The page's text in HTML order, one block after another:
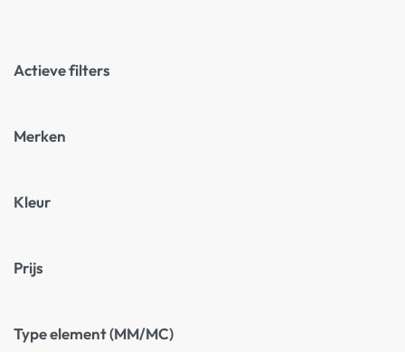
Actieve filters
Merken
Kleur
Prijs
Type element (MM/MC)